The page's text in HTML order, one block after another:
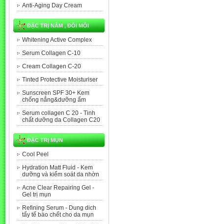
Anti-Aging Day Cream
ĐẶC TRỊ NÁM , ĐỒI MỒI
Whitening Active Complex
Serum Collagen C-10
Cream Collagen C-20
Tinted Protective Moisturiser
Sunscreen SPF 30+ Kem
chống nắng&dưỡng ẩm
Serum collagen C 20 - Tinh
chất dưỡng da Collagen C20
ĐẶC TRỊ MỤN
Cool Peel
Hydration Matt Fluid - Kem
dưỡng và kiểm soát da nhờn
Acne Clear Repairing Gel -
Gel trị mụn
Refining Serum - Dung dich
tẩy tế bào chết cho da mụn